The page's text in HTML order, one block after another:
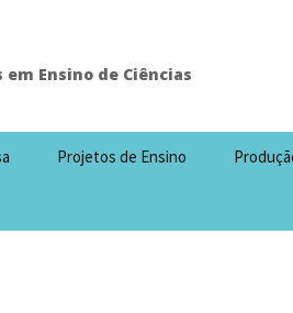
Ensino de Ciências
Projetos de Ensino